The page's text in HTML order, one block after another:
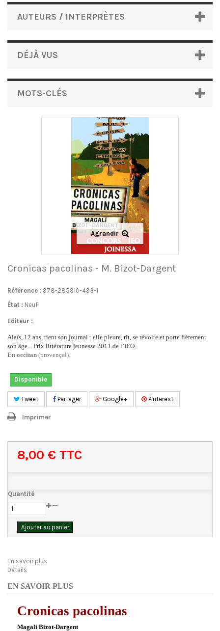
AUTEURS / INTERPRÈTES
DÉJÀ VUS
MOTS-CLÉS
Agrandir
Cronicas pacolinas - M. Bizot-Dargent
Référence : 978-285910-493-1
État : Neuf
Editeur :
Alaïs, 12 ans, tient son journal : elle pleure, rit, se révolte et porte fièrement
son âge... Prix littérature jeunesse 2011 de l’IEO.
En occitan (provençal).
Disponible
Tweet Partager Google+ Pinterest
Imprimer
8,00 € TTC
Quantité
Ajouter au panier
En savoir plus
Détails
EN SAVOIR PLUS
Cronicas pacolinas
Magali Bizot-Dargent